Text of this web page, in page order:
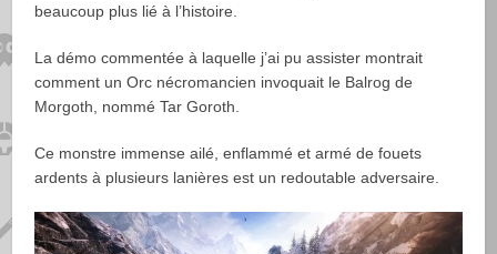
beaucoup plus lié à l’histoire.
La démo commentée à laquelle j’ai pu assister montrait
comment un Orc nécromancien invoquait le Balrog de
Morgoth, nommé Tar Goroth.
Ce monstre immense ailé, enflammé et armé de fouets
ardents à plusieurs lanières est un redoutable adversaire.